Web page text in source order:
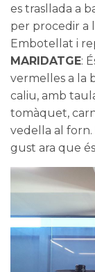
es trasllada a
per procedir a
Embotellat i
MARIDATGE:
vermelles a la
caliu, amb
tomàquet,
vedella al
gust ara que